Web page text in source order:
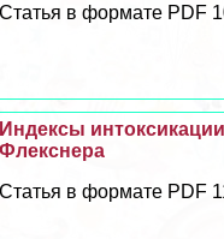
Статья в формате PDF
Индексы
Флекснера
Статья в формате PDF